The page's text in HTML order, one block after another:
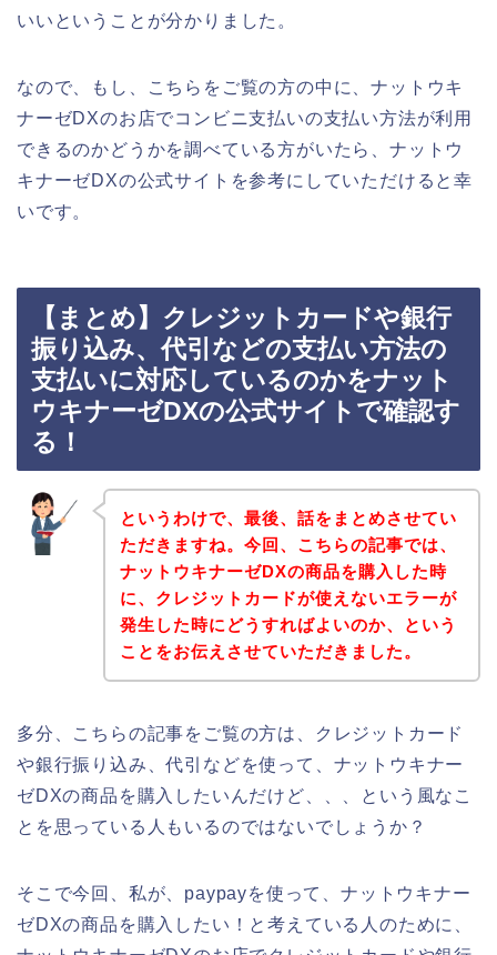
いいということが分かりました。
なので、もし、こちらをご覧の方の中に、ナットウキ
ナーゼDXのお店でコンビニ支払いの支払い方法が利用
できるのかどうかを調べている方がいたら、ナットウ
キナーゼDXの公式サイトを参考にしていただけると幸
いです。
【まとめ】クレジットカードや銀行
振り込み、代引などの支払い方法の
支払いに対応しているのかをナット
ウキナーゼDXの公式サイトで確認す
る！
というわけで、最後、話をまとめさせてい
ただきますね。今回、こちらの記事では、
ナットウキナーゼDXの商品を購入した時
に、クレジットカードが使えないエラーが
発生した時にどうすればよいのか、という
ことをお伝えさせていただきました。
多分、こちらの記事をご覧の方は、クレジットカード
や銀行振り込み、代引などを使って、ナットウキナー
ゼDXの商品を購入したいんだけど、、、という風なこ
とを思っている人もいるのではないでしょうか？
そこで今回、私が、paypayを使って、ナットウキナー
ゼDXの商品を購入したい！と考えている人のために、